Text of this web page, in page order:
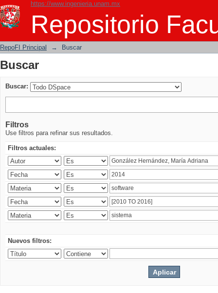
https://www.ingenieria.unam.mx
Repositorio
Buscar
RepoFI Principal → Buscar
Buscar
Buscar:
Filtros
Use filtros para refinar sus resultados.
Filtros actuales:
Nuevos filtros: